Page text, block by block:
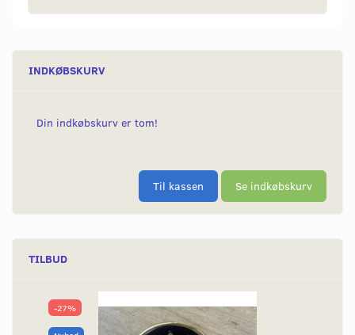
INDKØBSKURV
Din indkøbskurv er tom!
Til kassen Se indkøbskurv
TILBUD
-27%